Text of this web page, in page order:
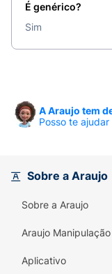
É genérico?
Sim
A Araujo tem
Posso te
Sobre a Araujo
Sobre a Araujo
Araujo Manipulação
Aplicativo